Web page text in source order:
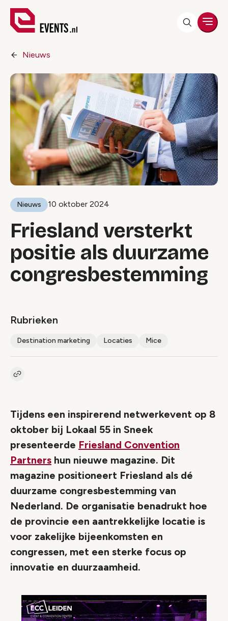
Nieuws
Nieuws 10 oktober 2024
Friesland versterkt
positie als duurzame
congresbestemming
Rubrieken
Destination marketing Locaties Mice
Kopieer link naar artikel
Tijdens een inspirerend netwerkevent op 8
oktober bij Lokaal 55 in Sneek
presenteerde Friesland Convention
Partners hun nieuwe magazine. Dit
magazine positioneert Friesland als dé
duurzame congresbestemming van
Nederland. De organisatie benadrukt hoe
de provincie een aantrekkelijke locatie is
voor zakelijke bijeenkomsten en
congressen, met een sterke focus op
innovatie en duurzaamheid.